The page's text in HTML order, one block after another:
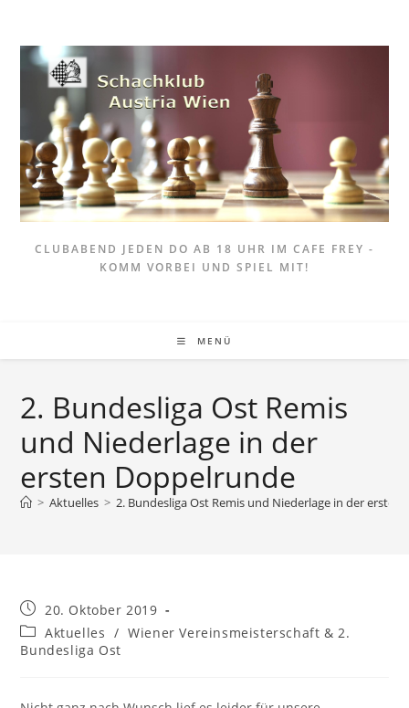
springen
CLUBABEND JEDEN DO AB 18 UHR IM CAFE FREY -
KOMM VORBEI UND SPIEL MIT!
MENÜ
2. Bundesliga Ost Remis
und Niederlage in der
ersten Doppelrunde
> Aktuelles > 2. Bundesliga Ost Remis und Niederlage in der ersten
Beitrag
veröffentlicht:
20. Oktober 2019
Beitrags-
Kategorie:
Aktuelles / Wiener Vereinsmeisterschaft & 2.
Bundesliga Ost